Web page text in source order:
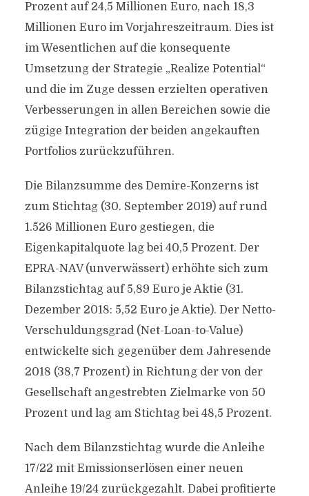
Prozent auf 24,5 Millionen Euro, nach 18,3
Millionen Euro im Vorjahreszeitraum. Dies ist
im Wesentlichen auf die konsequente
Umsetzung der Strategie „Realize Potential“
und die im Zuge dessen erzielten operativen
Verbesserungen in allen Bereichen sowie die
zügige Integration der beiden angekauften
Portfolios zurückzuführen.
Die Bilanzsumme des Demire-Konzerns ist
zum Stichtag (30. September 2019) auf rund
1.526 Millionen Euro gestiegen, die
Eigenkapitalquote lag bei 40,5 Prozent. Der
EPRA-NAV (unverwässert) erhöhte sich zum
Bilanzstichtag auf 5,89 Euro je Aktie (31.
Dezember 2018: 5,52 Euro je Aktie). Der Netto-
Verschuldungsgrad (Net-Loan-to-Value)
entwickelte sich gegenüber dem Jahresende
2018 (38,7 Prozent) in Richtung der von der
Gesellschaft angestrebten Zielmarke von 50
Prozent und lag am Stichtag bei 48,5 Prozent.
Nach dem Bilanzstichtag wurde die Anleihe
17/22 mit Emissionserlösen einer neuen
Anleihe 19/24 zurückgezahlt. Dabei profitierte